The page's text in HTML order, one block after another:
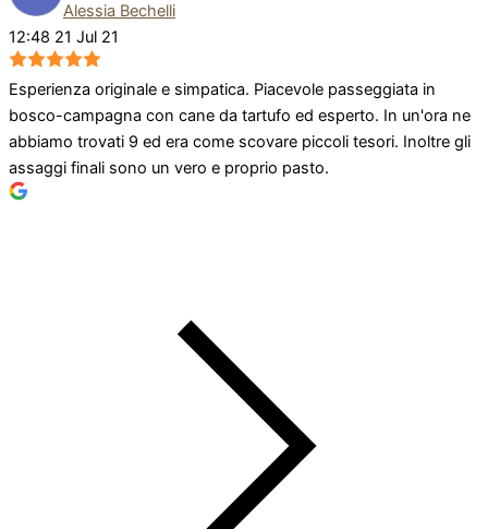
Alessia Bechelli
12:48 21 Jul 21
Esperienza originale e simpatica. Piacevole passeggiata in
bosco-campagna con cane da tartufo ed esperto. In un'ora ne
abbiamo trovati 9 ed era come scovare piccoli tesori. Inoltre gli
assaggi finali sono un vero e proprio pasto.